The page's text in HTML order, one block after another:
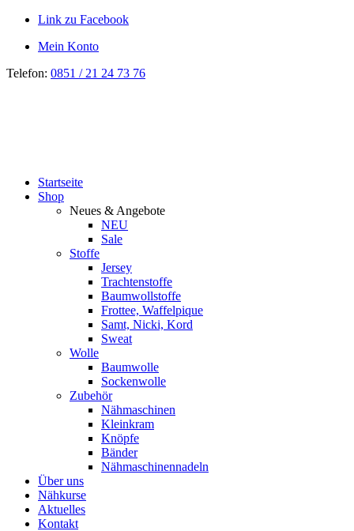
Link zu Facebook
Mein Konto
Telefon: 0851 / 21 24 73 76
Startseite
Shop
Neues & Angebote
NEU
Sale
Stoffe
Jersey
Trachtenstoffe
Baumwollstoffe
Frottee, Waffelpique
Samt, Nicki, Kord
Sweat
Wolle
Baumwolle
Sockenwolle
Zubehör
Nähmaschinen
Kleinkram
Knöpfe
Bänder
Nähmaschinennadeln
Über uns
Nähkurse
Aktuelles
Kontakt